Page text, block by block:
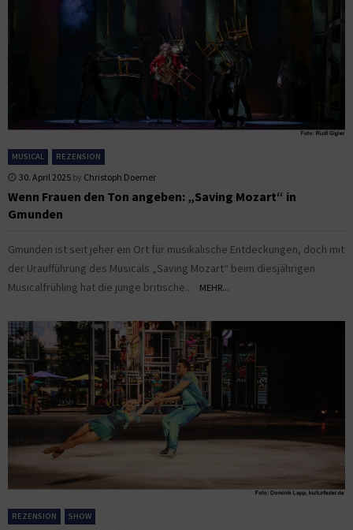
MUSICAL REZENSION
30. April 2025 by Christoph Doerner
Wenn Frauen den Ton angeben: „Saving Mozart“ in
Gmunden
Gmunden ist seit jeher ein Ort für musikalische Entdeckungen, doch mit
der Uraufführung des Musicals „Saving Mozart“ beim diesjährigen
Musicalfrühling hat die junge britische...
MEHR...
REZENSION SHOW